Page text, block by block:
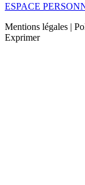
ESPACE
Mentions légales |
Exprimer